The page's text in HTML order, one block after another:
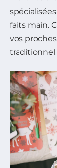
faits main.
vos
traditionnel